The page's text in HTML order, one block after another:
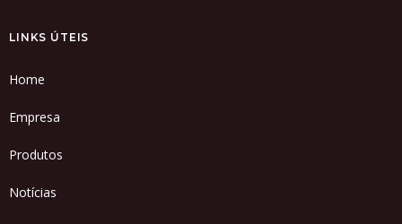
LINKS ÚTEIS
Home
Empresa
Produtos
Notícias